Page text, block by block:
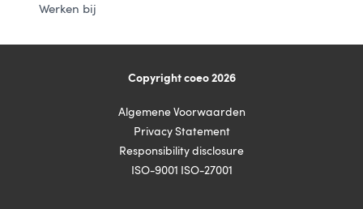
Werken bij
Copyright coeo 2026
Algemene Voorwaarden
Privacy Statement
Responsibility disclosure
ISO-9001 ISO-27001